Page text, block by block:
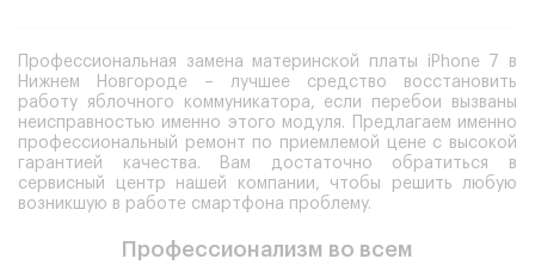
Профессиональная замена материнской платы iPhone 7 в
Нижнем Новгороде – лучшее средство восстановить
работу яблочного коммуникатора, если перебои вызваны
неисправностью именно этого модуля. Предлагаем именно
профессиональный ремонт по приемлемой цене с высокой
гарантией качества. Вам достаточно обратиться в
сервисный центр нашей компании, чтобы решить любую
возникшую в работе смартфона проблему.
Профессионализм во всем